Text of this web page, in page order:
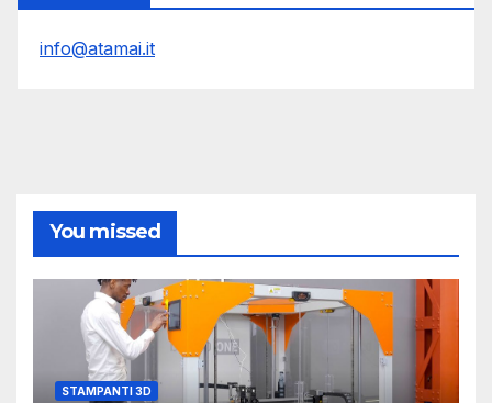
info@atamai.it
You missed
STAMPANTI 3D